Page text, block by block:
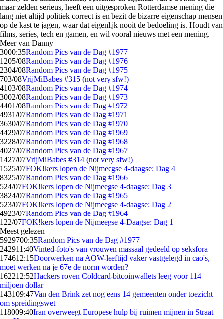
maar zelden serieus, heeft een uitgesproken Rotterdamse mening die
lang niet altijd politiek correct is en bezit de bizarre eigenschap mensen
op de kast te jagen, waar dat eigenlijk nooit de bedoeling is. Houdt van
films, series, tech en gamen, en wil vooral nieuws met een mening.
Meer van Danny
3000:35Random Pics van de Dag #1977
1205/08Random Pics van de Dag #1976
2304/08Random Pics van de Dag #1975
703/08VrijMiBabes #315 (not very sfw!)
4103/08Random Pics van de Dag #1974
3002/08Random Pics van de Dag #1973
4401/08Random Pics van de Dag #1972
4931/07Random Pics van de Dag #1971
3630/07Random Pics van de Dag #1970
4429/07Random Pics van de Dag #1969
3228/07Random Pics van de Dag #1968
4027/07Random Pics van de Dag #1967
1427/07VrijMiBabes #314 (not very sfw!)
1525/07FOK!kers lopen de Nijmeegse 4-daagse: Dag 4
8325/07Random Pics van de Dag #1966
524/07FOK!kers lopen de Nijmeegse 4-daagse: Dag 3
3824/07Random Pics van de Dag #1965
523/07FOK!kers lopen de Nijmeegse 4-daagse: Dag 2
4923/07Random Pics van de Dag #1964
1 22/07FOK!kers lopen de Nijmeegse 4-Daagse: Dag 1
Meest gelezen
5929700:35Random Pics van de Dag #1977
242911:40Vinted-foto's van vrouwen massaal gedeeld op seksfora
174612:15Doorwerken na AOW-leeftijd vaker vastgelegd in cao's,
moet werken na je 67e de norm worden?
162212:52Hackers roven Coldcard-bitcoinwallets leeg voor 114
miljoen dollar
143109:47Van den Brink zet nog eens 14 gemeenten onder toezicht
om spreidingswet
118009:40Iran overweegt Europese hulp bij ruimen mijnen in Straat